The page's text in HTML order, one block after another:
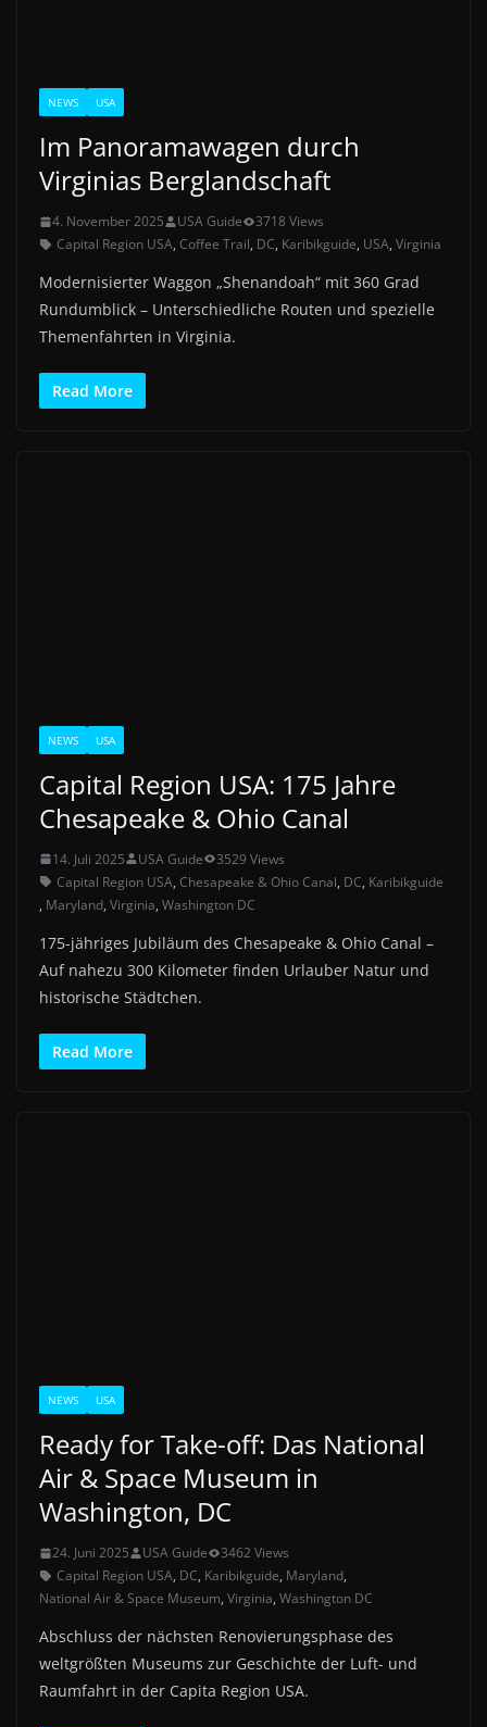
NEWS USA
Im Panoramawagen durch
Virginias Berglandschaft
4. November 2025 USA Guide
3718 Views
Capital Region USA, Coffee Trail, DC, Karibikguide, USA, Virginia
Modernisierter Waggon „Shenandoah“ mit 360 Grad
Rundumblick – Unterschiedliche Routen und spezielle
Themenfahrten in Virginia.
Read More
NEWS USA
Capital Region USA: 175 Jahre
Chesapeake & Ohio Canal
14. Juli 2025 USA Guide
3529 Views
Capital Region USA, Chesapeake & Ohio Canal, DC, Karibikguide
, Maryland, Virginia, Washington DC
175-jähriges Jubiläum des Chesapeake & Ohio Canal –
Auf nahezu 300 Kilometer finden Urlauber Natur und
historische Städtchen.
Read More
NEWS USA
Ready for Take-off: Das National
Air & Space Museum in
Washington, DC
24. Juni 2025 USA Guide
3462 Views
Capital Region USA, DC, Karibikguide, Maryland,
National Air & Space Museum, Virginia, Washington DC
Abschluss der nächsten Renovierungsphase des
weltgrößten Museums zur Geschichte der Luft- und
Raumfahrt in der Capita Region USA.